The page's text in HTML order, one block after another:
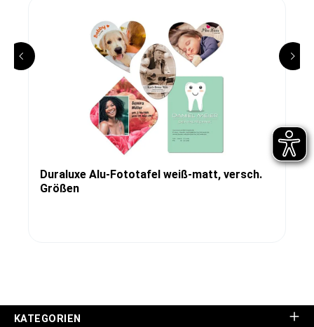
Duraluxe Alu-Fototafel weiß-matt, versch.
Größen
KATEGORIEN